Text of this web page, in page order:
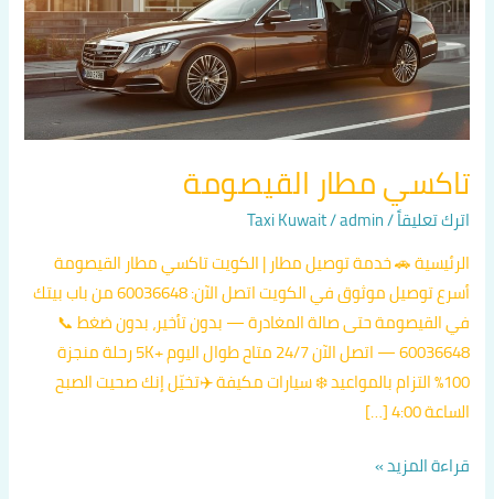
تاكسي مطار القيصومة
اترك تعليقاً/
Taxi Kuwait/admin
الرئيسية 🚗 خدمة توصيل مطار | الكويت تاكسي مطار القيصومة
أسرع توصيل موثوق في الكويت اتصل الآن: 60036648 من باب بيتك
في القيصومة حتى صالة المغادرة — بدون تأخير، بدون ضغط 📞
60036648 — اتصل الآن 24/7 متاح طوال اليوم +5K رحلة منجزة
100% التزام بالمواعيد ❄️ سيارات مكيفة ✈️تخيّل إنك صحيت الصبح
الساعة 4:00 […]
قراءة المزيد »